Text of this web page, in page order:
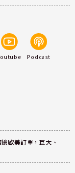
Podcast
歐美訂單，巨大、